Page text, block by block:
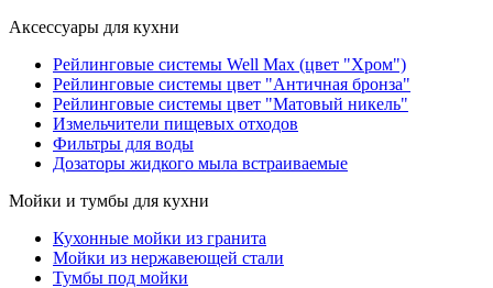
Аксессуары для кухни
Рейлинговые системы Well Max (цвет "Хром")
Рейлинговые системы цвет "Античная бронза"
Рейлинговые системы цвет "Матовый никель"
Измельчители пищевых отходов
Фильтры для воды
Дозаторы жидкого мыла встраиваемые
Мойки и тумбы для кухни
Кухонные мойки из гранита
Мойки из нержавеющей стали
Тумбы под мойки